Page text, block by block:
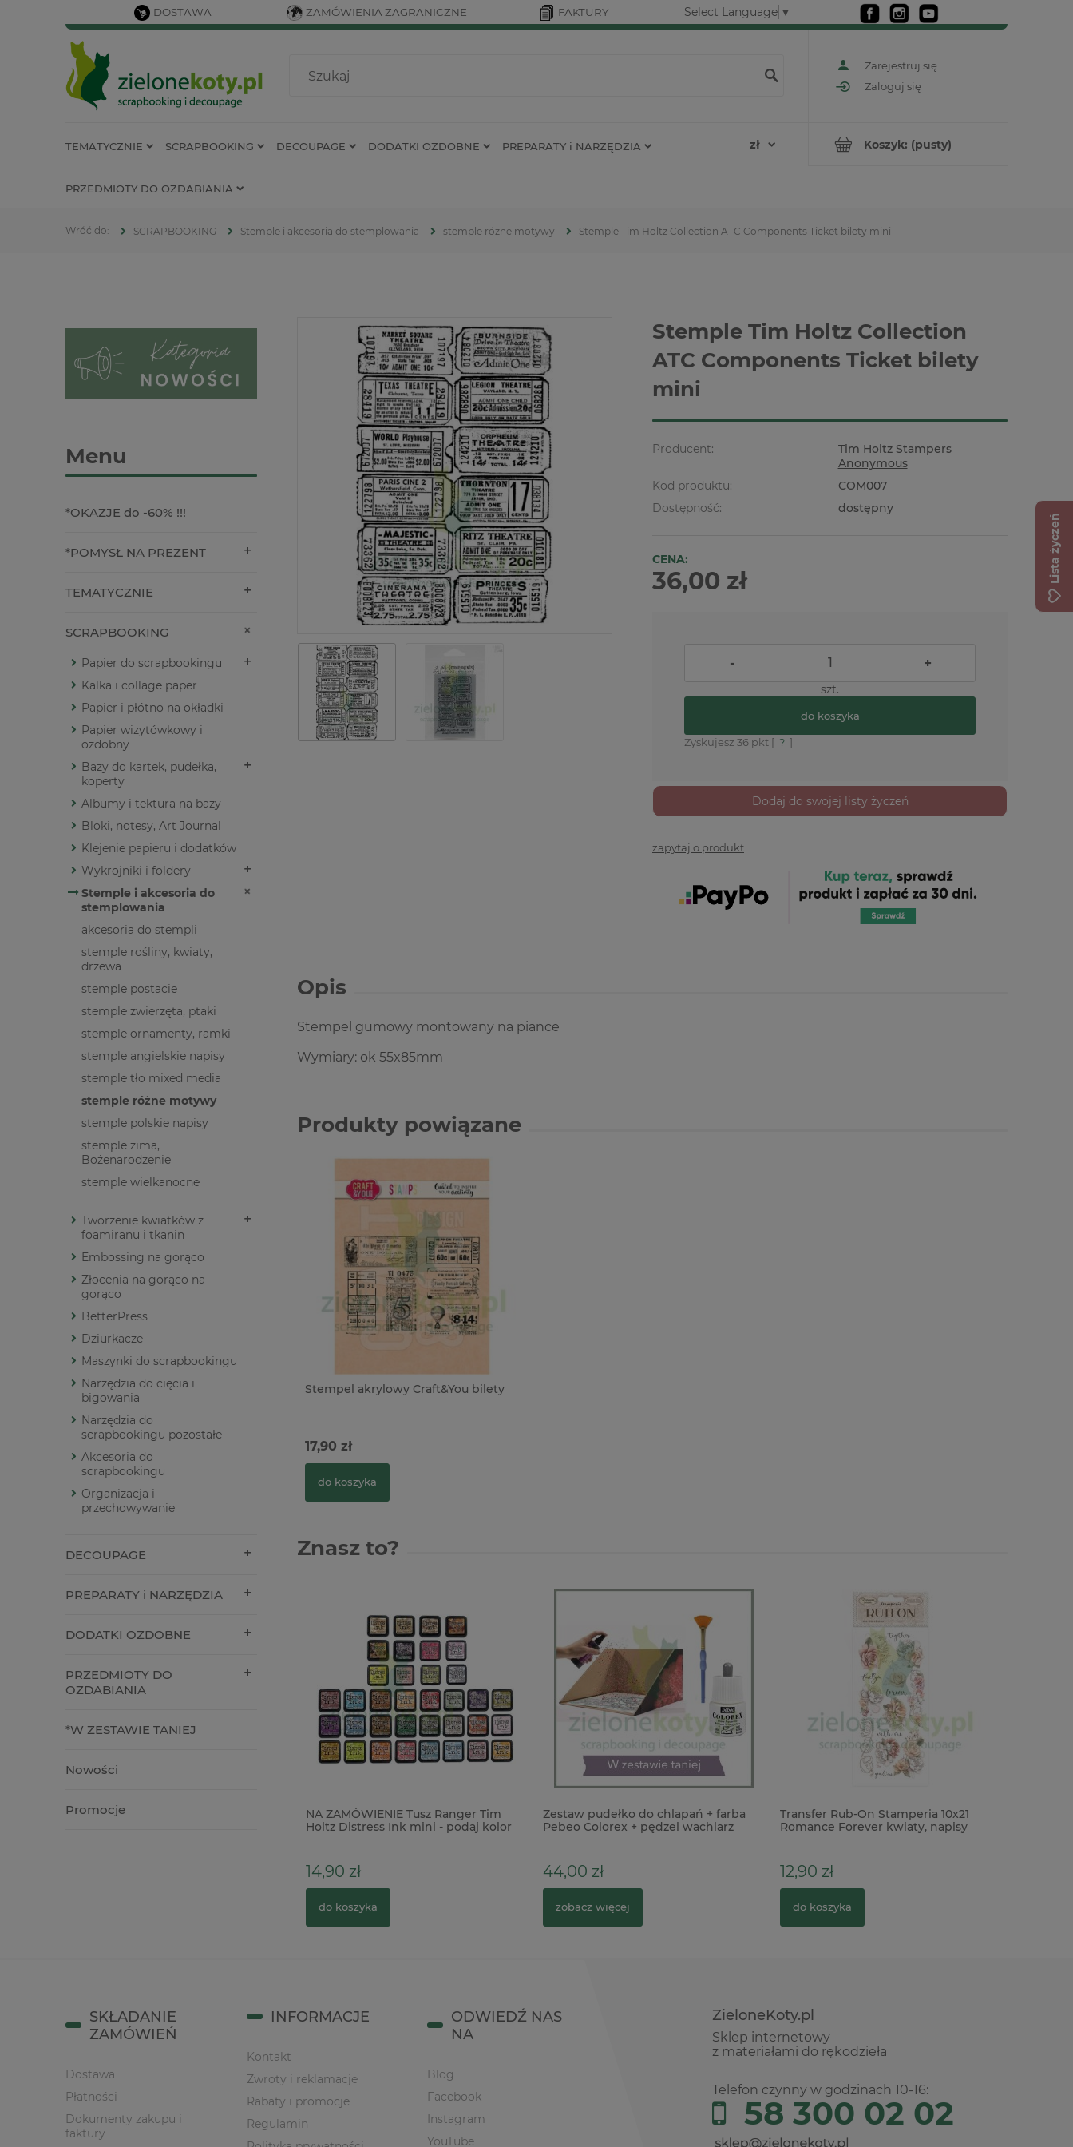
DOSTAWA ZAMÓWIENIA ZAGRANICZNE FAKTURY Select Language ▼
Zarejestruj się
Zaloguj się
Koszyk: (pusty)
TEMATYCZNIE SCRAPBOOKING DECOUPAGE DODATKI OZDOBNE PREPARATY i NARZĘDZIA
PRZEDMIOTY DO OZDABIANIA
SCRAPBOOKING Stemple i akcesoria do stemplowania stemple różne motywy Stemple Tim Holtz Collection ATC Components Ticket bilety mini
Menu
*OKAZJE do -60% !!!
*POMYSŁ NA PREZENT
TEMATYCZNIE
SCRAPBOOKING
Papier do scrapbookingu
Kalka i collage paper
Papier i płótno na okładki
Papier wizytówkowy i
ozdobny
Bazy do kartek, pudełka,
koperty
Albumy i tektura na bazy
Bloki, notesy, Art Journal
Klejenie papieru i dodatków
Wykrojniki i foldery
Stemple i akcesoria do
stemplowania
akcesoria do stempli
stemple rośliny, kwiaty,
drzewa
stemple postacie
stemple zwierzęta, ptaki
stemple ornamenty, ramki
stemple angielskie napisy
stemple tło mixed media
stemple różne motywy
stemple polskie napisy
stemple zima,
Bożenarodzenie
stemple wielkanocne
Tworzenie kwiatków z
foamiranu i tkanin
Embossing na gorąco
Złocenia na gorąco na
gorąco
BetterPress
Dziurkacze
Maszynki do scrapbookingu
Narzędzia do cięcia i
bigowania
Narzędzia do
scrapbookingu pozostałe
Akcesoria do
scrapbookingu
Organizacja i
przechowywanie
DECOUPAGE
PREPARATY i NARZĘDZIA
DODATKI OZDOBNE
PRZEDMIOTY DO
OZDABIANIA
*W ZESTAWIE TANIEJ
Nowości
Promocje
Stemple Tim Holtz Collection
ATC Components Ticket bilety
mini
Producent:
Tim Holtz Stampers
Anonymous
Kod produktu:
COM007
Dostępność:
dostępny
CENA:
36,00 zł
- +
szt.
do koszyka
Zyskujesz 36 pkt [ ? ]
Dodaj do swojej listy życzeń
zapytaj o produkt
Opis
Stempel gumowy montowany na piance
Wymiary: ok 55x85mm
Produkty powiązane
Stempel akrylowy Craft&You bilety
17,90 zł
do koszyka
Znasz to?
Zestaw do monoprintingu płytka Gel
NA ZAMÓWIENIE Tusz Ranger Tim
Holtz Distress Ink mini - podaj kolor
14,90 zł
do koszyka
Zestaw pudełko do chlapań + farba
Pebeo Colorex + pędzel wachlarz
44,00 zł
zobacz więcej
Transfer Rub-On Stamperia 10x21
Romance Forever kwiaty, napisy
12,90 zł
do koszyka
ZieloneKoty.pl
Sklep internetowy
z materiałami do rękodzieła
Telefon czynny w godzinach 10-16:
58 300 02 02
SKŁADANIE
ZAMÓWIEŃ
Dostawa
Płatności
Dokumenty zakupu i
faktury
INFORMACJE
Kontakt
Zwroty i reklamacje
Rabaty i promocje
Regulamin
ODWIEDŹ NAS
NA
Blog
Facebook
Instagram
YouTube
Lista życzeń